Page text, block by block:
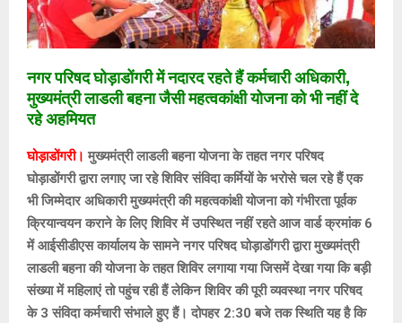
नगर परिषद घोड़ाडोंगरी में नदारद रहते हैं कर्मचारी अधिकारी,
मुख्यमंत्री लाडली बहना जैसी महत्वकांक्षी योजना को भी नहीं दे
रहे अहमियत
घोड़ाडोंगरी। मुख्यमंत्री लाडली बहना योजना के तहत नगर परिषद
घोड़ाडोंगरी द्वारा लगाए जा रहे शिविर संविदा कर्मियों के भरोसे चल रहे हैं एक
भी जिम्मेदार अधिकारी मुख्यमंत्री की महत्वकांक्षी योजना को गंभीरता पूर्वक
क्रियान्वयन कराने के लिए शिविर में उपस्थित नहीं रहते आज वार्ड क्रमांक 6
में आईसीडीएस कार्यालय के सामने नगर परिषद घोड़ाडोंगरी द्वारा मुख्यमंत्री
लाडली बहना की योजना के तहत शिविर लगाया गया जिसमें देखा गया कि बड़ी
संख्या में महिलाएं तो पहुंच रही हैं लेकिन शिविर की पूरी व्यवस्था नगर परिषद
के 3 संविदा कर्मचारी संभाले हुए हैं। दोपहर 2:30 बजे तक स्थिति यह है कि